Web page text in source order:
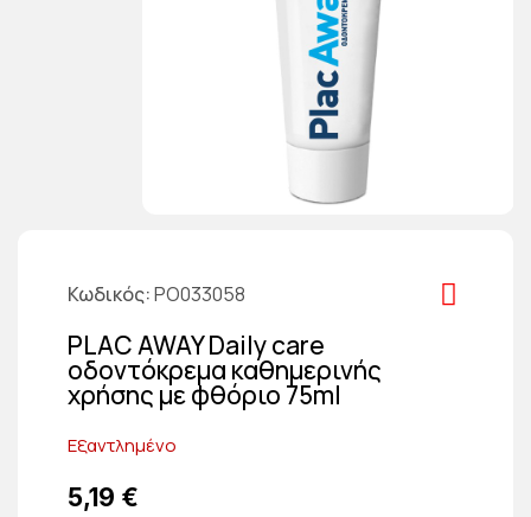
Κωδικός PO033058
PLAC AWAY Daily care
οδοντόκρεμα καθημερινής
χρήσης με φθόριο 75ml
Εξαντλημένο
5,19 €